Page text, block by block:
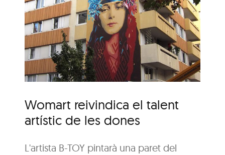
Womart reivindica el talent
artístic de les dones
L'artista B-TOY pintarà una paret del